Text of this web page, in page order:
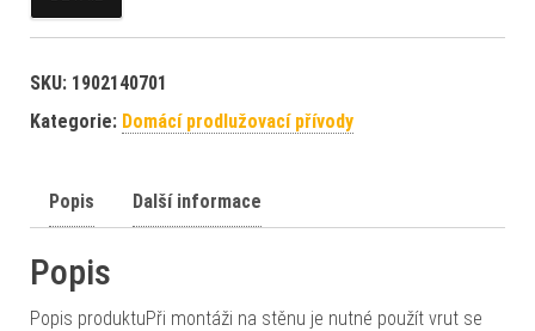
SKU: 1902140701
Kategorie: Domácí prodlužovací přívody
Popis Další informace
Popis
Popis produktuPři montáži na stěnu je nutné použít vrut se